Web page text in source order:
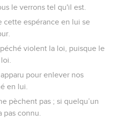
le verrons tel qu'il est.
cette espérance en lui se
violent la loi, puisque le
pour enlever nos
en lui.
pèchent pas ; si quelqu’un
pas connu.